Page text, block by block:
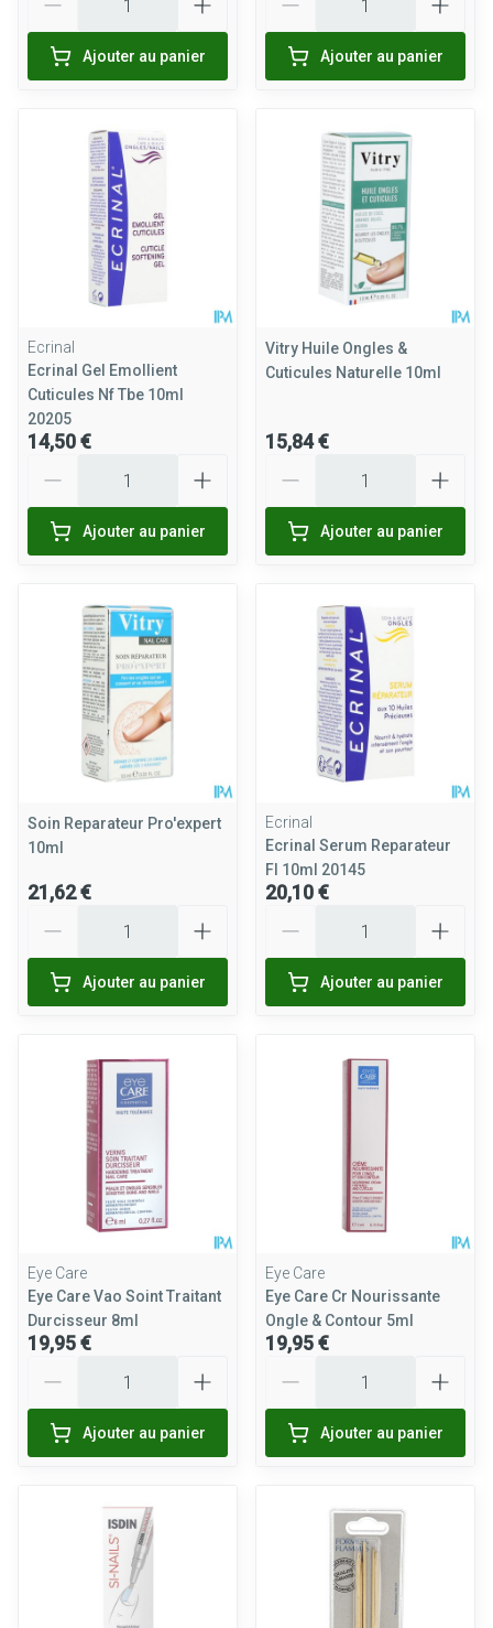
Ajouter au panier Ajouter au panier
Ecrinal
Ecrinal Gel Emollient
Cuticules Nf Tbe 10ml
20205
14,50 €
Ajouter au panier
Vitry Huile Ongles &
Cuticules Naturelle 10ml
15,84 €
Ajouter au panier
Soin Reparateur Pro'expert
10ml
21,62 €
Ajouter au panier
Ecrinal
Ecrinal Serum Reparateur
Fl 10ml 20145
20,10 €
Ajouter au panier
Eye Care
Eye Care Vao Soint Traitant
Durcisseur 8ml
19,95 €
Ajouter au panier
Eye Care
Eye Care Cr Nourissante
Ongle & Contour 5ml
19,95 €
Ajouter au panier